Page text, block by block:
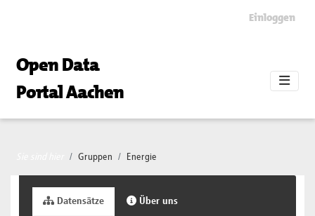
Einloggen
Open Data
Portal Aachen
Gruppen Energie
Datensätze Über uns